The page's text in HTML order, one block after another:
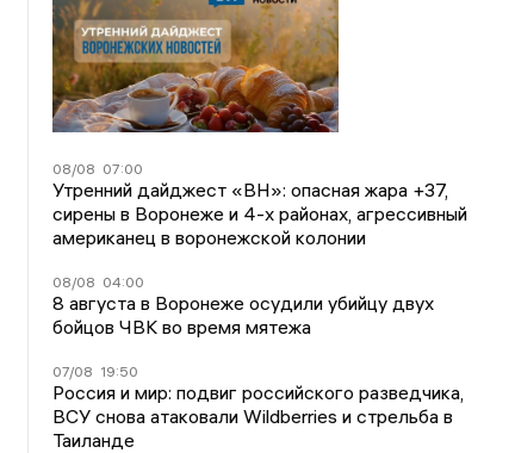
08/08 07:00
Утренний дайджест «ВН»: опасная жара +37,
сирены в Воронеже и 4-х районах, агрессивный
американец в воронежской колонии
08/08 04:00
8 августа в Воронеже осудили убийцу двух
бойцов ЧВК во время мятежа
07/08 19:50
Россия и мир: подвиг российского разведчика,
ВСУ снова атаковали Wildberries и стрельба в
Таиланде